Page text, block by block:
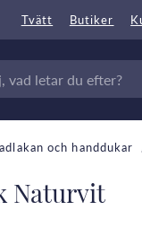
Tvätt Butiker
och handdukar
Naturvit